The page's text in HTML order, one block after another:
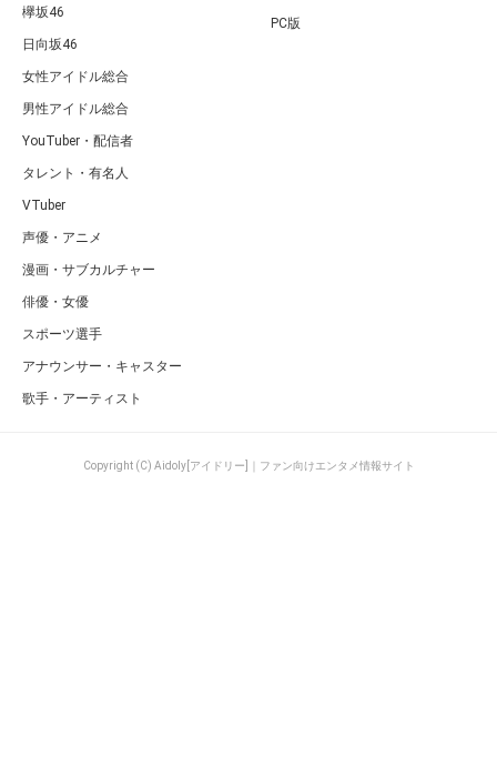
欅坂46
日向坂46
女性アイドル総合
男性アイドル総合
YouTuber・配信者
タレント・有名人
VTuber
声優・アニメ
漫画・サブカルチャー
俳優・女優
スポーツ選手
アナウンサー・キャスター
歌手・アーティスト
PC版
Copyright (C) Aidoly[アイドリー]｜ファン向けエンタメ情報サイト